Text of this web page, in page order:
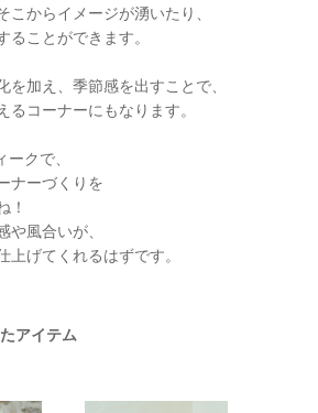
こからイメージが湧いたり、
ことができます。
を加え、季節感を出すことで、
るコーナーにもなります。
クで、
ナーづくりを
！
や風合いが、
上げてくれるはずです。
アイテム